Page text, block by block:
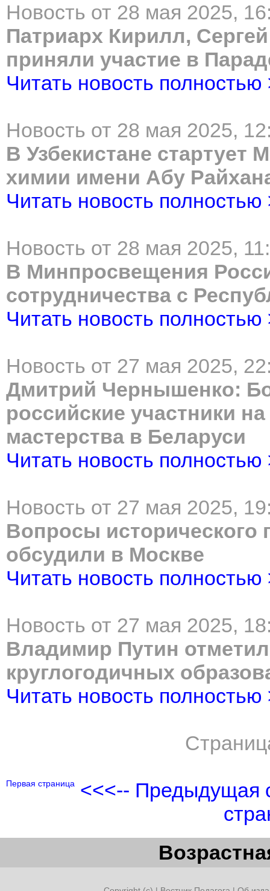
Новость от 28 мая 2025,
Патриарх Кирилл,
приняли участие в
Читать новость полностью
Новость от 28 мая 2025,
В Узбекистане
химии имени Абу
Читать новость полностью
Новость от 28 мая 2025,
В Минпросвещения
сотрудничества с
Читать новость полностью
Новость от 27 мая 2025,
Дмитрий Чернышенко:
российские участники
мастерства в Беларуси
Читать новость полностью
Новость от 27 мая 2025,
Вопросы
обсудили в Москве
Читать новость полностью
Новость от 27 мая 2025,
Владимир Путин
круглогодичных
Читать новость полностью
Первая страница
<<<-- Предыдущая